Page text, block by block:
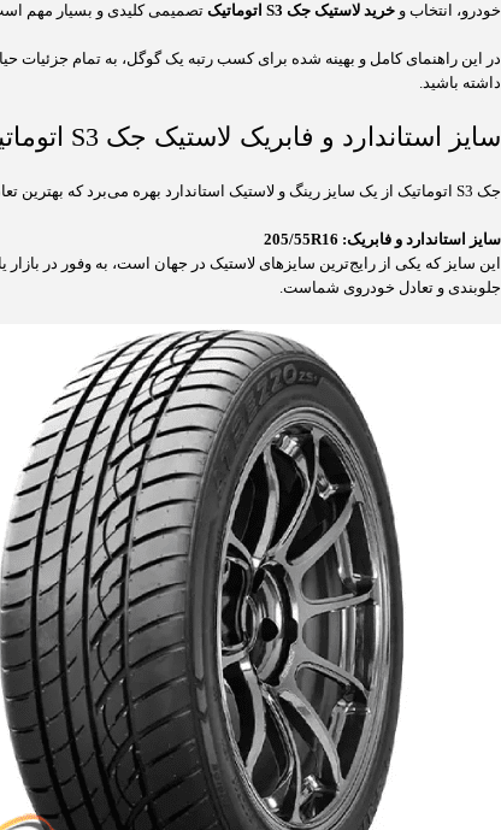
خودرو، انتخاب و خرید لاستیک جک S3 اتوماتیک تصمیمی کلیدی و بسیار مهم
در این راهنمای کامل و بهینه شده برای کسب رتبه یک گوگل، به تمام جزئیات
داشته باشید.
سایز استاندارد و فابریک لاستیک جک S3 اتوماتیک
جک S3 اتوماتیک از یک سایز رینگ و لاستیک استاندارد بهره می‌برد که بهترین تعادل را بین نرمی سواری، پایداری و عملکرد خودرو برقرار می‌کند.
سایز استاندارد و فابریک: 205/55R16
این سایز که یکی از رایج‌ترین سایزهای لاستیک در جهان است، به وفور در
جلوبندی و تعادل خودروی شماست.